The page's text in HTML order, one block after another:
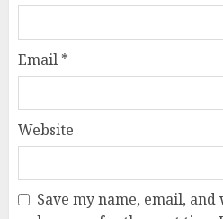
Email *
Website
Save my name, email,